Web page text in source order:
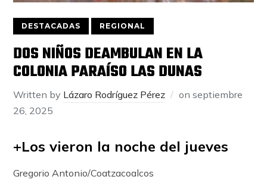
DESTACADAS REGIONAL
DOS NIÑOS DEAMBULAN EN LA
COLONIA PARAÍSO LAS DUNAS
Written by Lázaro Rodríguez Pérez onseptiembre
26, 2025
+Los vieron la noche del jueves
Gregorio Antonio/Coatzacoalcos